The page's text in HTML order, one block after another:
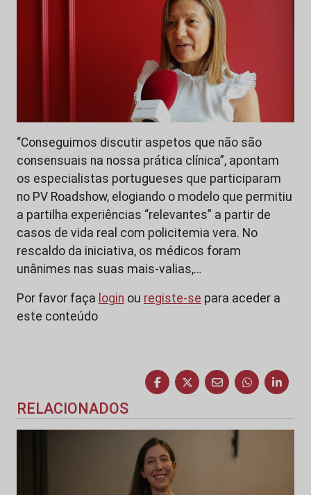
“Conseguimos discutir aspetos que não são
consensuais na nossa prática clínica”, apontam
os especialistas portugueses que participaram
no PV Roadshow, elogiando o modelo que permitiu
a partilha experiências “relevantes” a partir de
casos de vida real com policitemia vera. No
rescaldo da iniciativa, os médicos foram
unânimes nas suas mais-valias,…
Por favor faça login ou registe-se para aceder a
este conteúdo
RELACIONADOS